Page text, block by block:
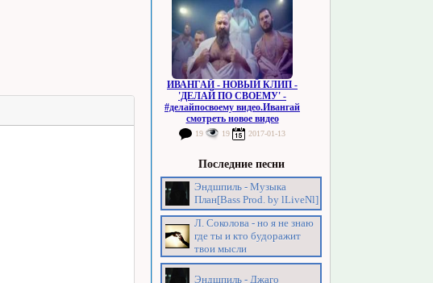
ИВАНГАЙ - НОВЫЙ КЛИП -
'ДЕЛАЙ ПО СВОЕМУ' -
#делайпосвоему видео.Ивангай
смотреть новое видео
19 19 2017-01-13
Последние песни
Эндшпиль - Музыка
План[Bass Prod. by lLiveNl]
Л. Соколова - но я не знаю
где ты и кто будоражит
твои мысли
Эндшпиль - Джаго